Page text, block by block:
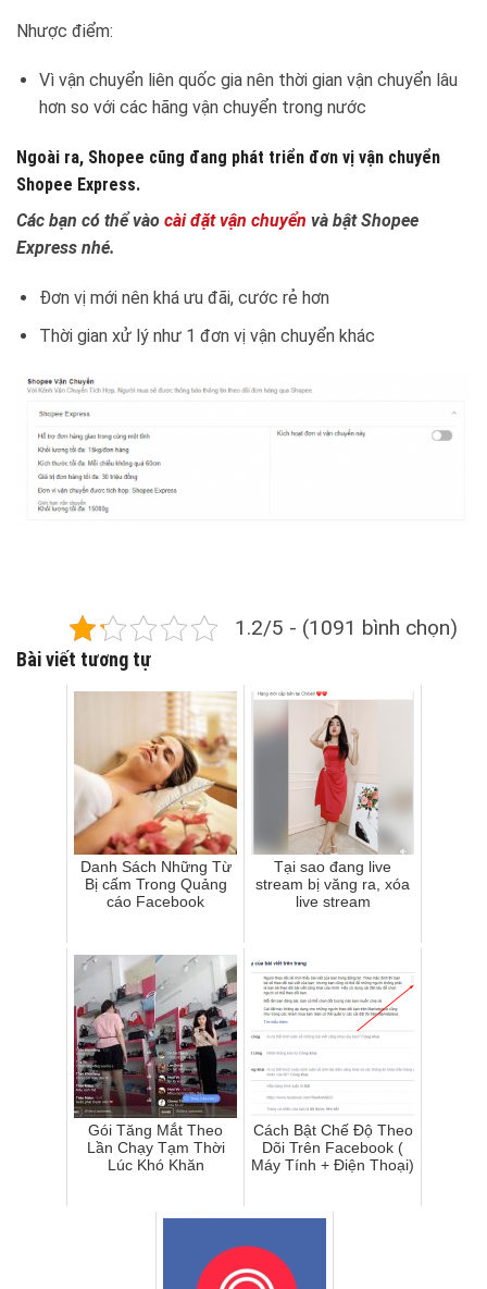
Nhược điểm:
Vì vận chuyển liên quốc gia nên thời gian vận chuyển lâu
hơn so với các hãng vận chuyển trong nước
Ngoài ra, Shopee cũng đang phát triển đơn vị vận chuyển
Shopee Express.
Các bạn có thể vào cài đặt vận chuyển và bật Shopee
Express nhé.
Đơn vị mới nên khá ưu đãi, cước rẻ hơn
Thời gian xử lý như 1 đơn vị vận chuyển khác
1.2/5 - (1091 bình chọn)
Bài viết tương tự
Danh Sách Những Từ
Bị cấm Trong Quảng
cáo Facebook
Tại sao đang live
stream bị văng ra, xóa
live stream
Gói Tăng Mắt Theo
Lần Chạy Tạm Thời
Lúc Khó Khăn
Cách Bật Chế Độ Theo
Dõi Trên Facebook (
Máy Tính + Điện Thoại)